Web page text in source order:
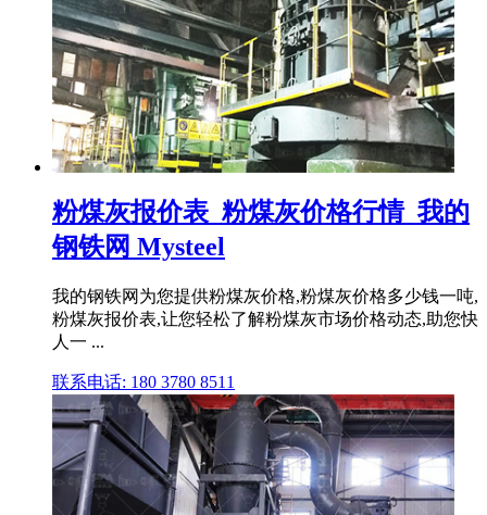
粉煤灰报价表_粉煤灰价格行情_我的
钢铁网 Mysteel
我的钢铁网为您提供粉煤灰价格,粉煤灰价格多少钱一吨,
粉煤灰报价表,让您轻松了解粉煤灰市场价格动态,助您快
人一 ...
联系电话: 180 3780 8511